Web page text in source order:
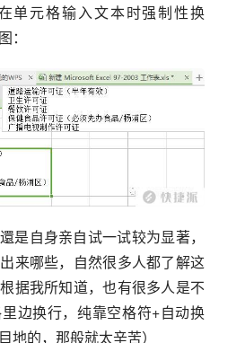
单元格输入文本时强制性换
：
是自身亲自试一试较为显著，
来哪些，自然很多人都了解这
据我所知道，也有很多人是不
边换行，纯靠空格符+自动换
地的，那般就太辛苦）